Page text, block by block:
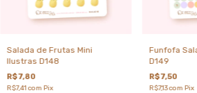
Salada de Frutas Mini
Ilustras D148
R$7,80
R$7,41com Pix
Funfofa
D149
R$7,50
R$7,13com Pix